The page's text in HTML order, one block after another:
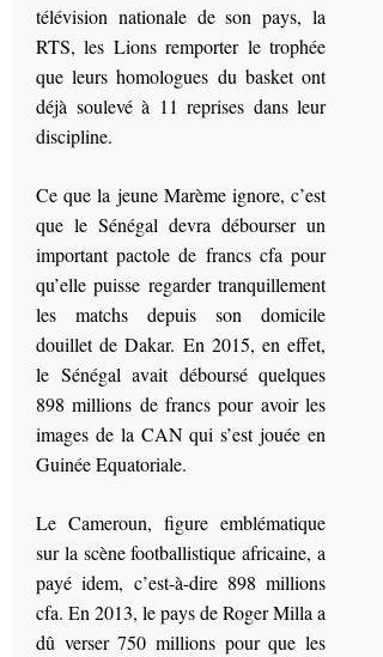
télévision nationale de son pays, la
RTS, les Lions remporter le trophée
que leurs homologues du basket ont
déjà soulevé à 11 reprises dans leur
discipline.
Ce que la jeune Marème ignore, c’est
que le Sénégal devra débourser un
important pactole de francs cfa pour
qu’elle puisse regarder tranquillement
les matchs depuis son domicile
douillet de Dakar. En 2015, en effet,
le Sénégal avait déboursé quelques
898 millions de francs pour avoir les
images de la CAN qui s’est jouée en
Guinée Equatoriale.
Le Cameroun, figure emblématique
sur la scène footballistique africaine, a
payé idem, c’est-à-dire 898 millions
cfa. En 2013, le pays de Roger Milla a
dû verser 750 millions pour que les